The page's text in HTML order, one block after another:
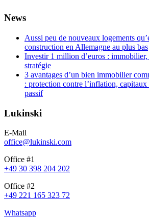
News
Aussi peu de nouveaux logements
construction en Allemagne au plus bas
Investir 1 million d’euros :
stratégie
3 avantages d’un bien immobilier
: protection contre l’inflation,
passif
Lukinski
E-Mail
office@lukinski.com
Office #1
+49 30 398 204 202
Office #2
+49 221 165 323 72
Whatsapp